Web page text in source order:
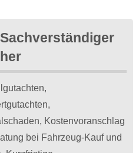
Kostenvoranschlag
bei Fahrzeug-Kauf und